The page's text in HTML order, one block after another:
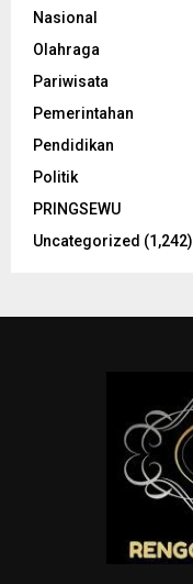
Nasional
Olahraga
Pariwisata
Pemerintahan
Pendidikan
Politik
PRINGSEWU
Uncategorized (1,242)